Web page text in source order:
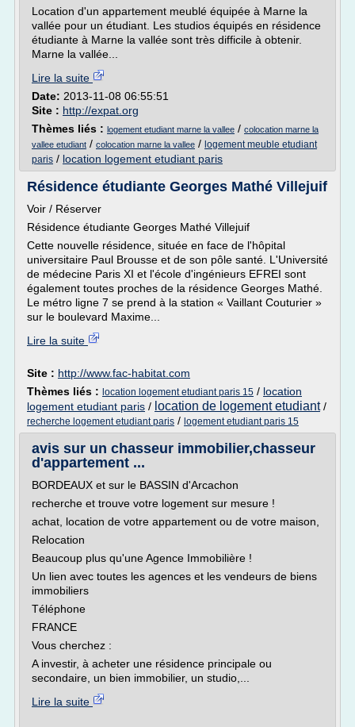
Location d'un appartement meublé équipée à Marne la
vallée pour un étudiant. Les studios équipés en résidence
étudiante à Marne la vallée sont très difficile à obtenir.
Marne la vallée...
Lire la suite
Date: 2013-11-08 06:55:51
Site : http://expat.org
Thèmes liés : logement etudiant marne la vallee / colocation marne la
vallee etudiant / colocation marne la vallee / logement meuble etudiant
paris / location logement etudiant paris
Résidence étudiante Georges Mathé Villejuif
Voir / Réserver
Résidence étudiante Georges Mathé Villejuif
Cette nouvelle résidence, située en face de l'hôpital
universitaire Paul Brousse et de son pôle santé. L'Université
de médecine Paris XI et l'école d'ingénieurs EFREI sont
également toutes proches de la résidence Georges Mathé.
Le métro ligne 7 se prend à la station « Vaillant Couturier »
sur le boulevard Maxime...
Lire la suite
Site : http://www.fac-habitat.com
Thèmes liés : location logement etudiant paris 15 / location
logement etudiant paris / location de logement etudiant/
recherche logement etudiant paris / logement etudiant paris 15
avis sur un chasseur immobilier,chasseur
d'appartement ...
BORDEAUX et sur le BASSIN d'Arcachon
recherche et trouve votre logement sur mesure !
achat, location de votre appartement ou de votre maison,
Relocation
Beaucoup plus qu'une Agence Immobilière !
Un lien avec toutes les agences et les vendeurs de biens
immobiliers
Téléphone
FRANCE
Vous cherchez :
A investir, à acheter une résidence principale ou
secondaire, un bien immobilier, un studio,...
Lire la suite